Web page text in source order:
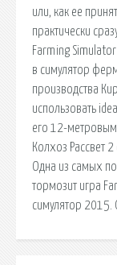
или, как ее
практически
Farming
в симулятор
производства
использовать
его 12-
Колхоз Рассвет
Одна из самых
тормозит игра
симулятор 2015.